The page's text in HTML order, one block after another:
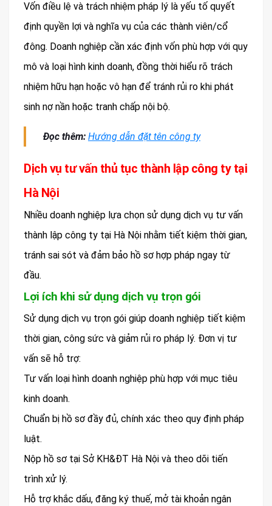
Vốn điều lệ và trách nhiệm pháp lý là yếu tố quyết
định quyền lợi và nghĩa vụ của các thành viên/cổ
đông. Doanh nghiệp cần xác định vốn phù hợp với quy
mô và loại hình kinh doanh, đồng thời hiểu rõ trách
nhiệm hữu hạn hoặc vô hạn để tránh rủi ro khi phát
sinh nợ nần hoặc tranh chấp nội bộ.
Đọc thêm: Hướng dẫn đặt tên công ty
Dịch vụ tư vấn thủ tục thành lập công ty tại
Hà Nội
Nhiều doanh nghiệp lựa chọn sử dụng dịch vụ tư vấn
thành lập công ty tại Hà Nội nhằm tiết kiệm thời gian,
tránh sai sót và đảm bảo hồ sơ hợp pháp ngay từ
đầu.
Lợi ích khi sử dụng dịch vụ trọn gói
Sử dụng dịch vụ trọn gói giúp doanh nghiệp tiết kiệm
thời gian, công sức và giảm rủi ro pháp lý. Đơn vị tư
vấn sẽ hỗ trợ:
Tư vấn loại hình doanh nghiệp phù hợp với mục tiêu
kinh doanh.
Chuẩn bị hồ sơ đầy đủ, chính xác theo quy định pháp
luật.
Nộp hồ sơ tại Sở KH&ĐT Hà Nội và theo dõi tiến
trình xử lý.
Hỗ trợ khắc dấu, đăng ký thuế, mở tài khoản ngân